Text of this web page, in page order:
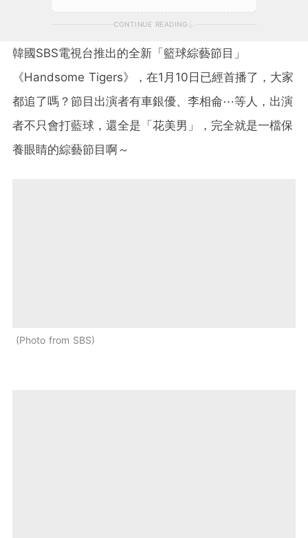
CONTINUE READING
韓國SBS電視台推出的全新「籃球綜藝節目」
《Handsome Tigers》，在1月10日已經首播了，大家
都追了嗎？節目出演者有車銀優、李相侖⋯等人，出演
者不只會打藍球，還全是「花美男」，完全就是一檔保
養眼睛的綜藝節目啊～
Photo from SBS